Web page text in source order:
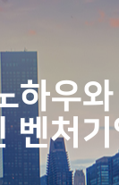
하우
처기